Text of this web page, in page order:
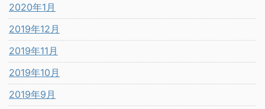
2020年1月
2019年12月
2019年11月
2019年10月
2019年9月